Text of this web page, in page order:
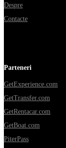
Despre
Contacte
Parteneri
GetExperience.com
GetTransfer.com
GetRentacar.com
GetBoat.com
PiterPass